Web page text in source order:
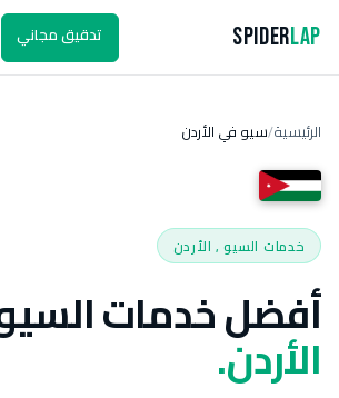
SpiderLap تدقيق مجاني
الرئيسية/سيو في الأردن
خدمات السيو , الأردن
أفضل خدمات
الأردن.